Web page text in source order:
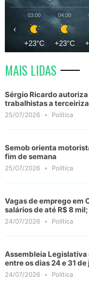
03:00
+23°C
04:00
+23°C
‹
MAIS LIDAS
Sérgio Ricardo
trabalhistas a
25/07/2026 Política
Semob orienta
fim de semana
25/07/2026 Política
Vagas de emprego em
salários de até R$ 8
24/07/2026 Política
Assembleia
entre os dias 24 e 31 de
24/07/2026 Política